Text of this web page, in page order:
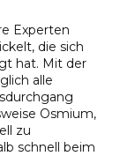
Experten
die sich
hat. Mit der
alle
Osmium,
zu
schnell beim